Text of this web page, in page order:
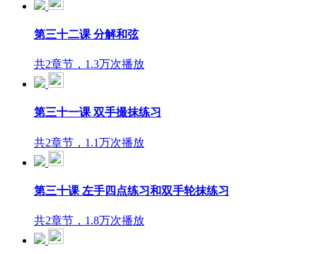
第三十二课 分解和弦
共2章节，1.3万次播放
第三十一课 双手撮抹练习
共2章节，1.1万次播放
第三十课 左手四点练习和双手轮抹练习
共2章节，1.8万次播放